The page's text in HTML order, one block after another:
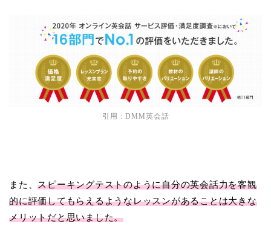
引用 : DMM英会話
また、スピーキングテストのように自分の英会話力を客観
的に評価してもらえるようなレッスンがあることは大きな
メリットだと思いました。